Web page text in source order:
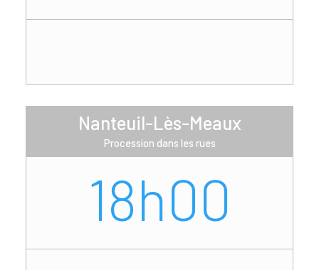
Nanteuil-Lès-Meaux
Procession dans les rues
18h00